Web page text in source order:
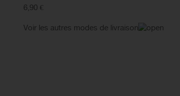
6,90 €
Voir les autres modes de livraison